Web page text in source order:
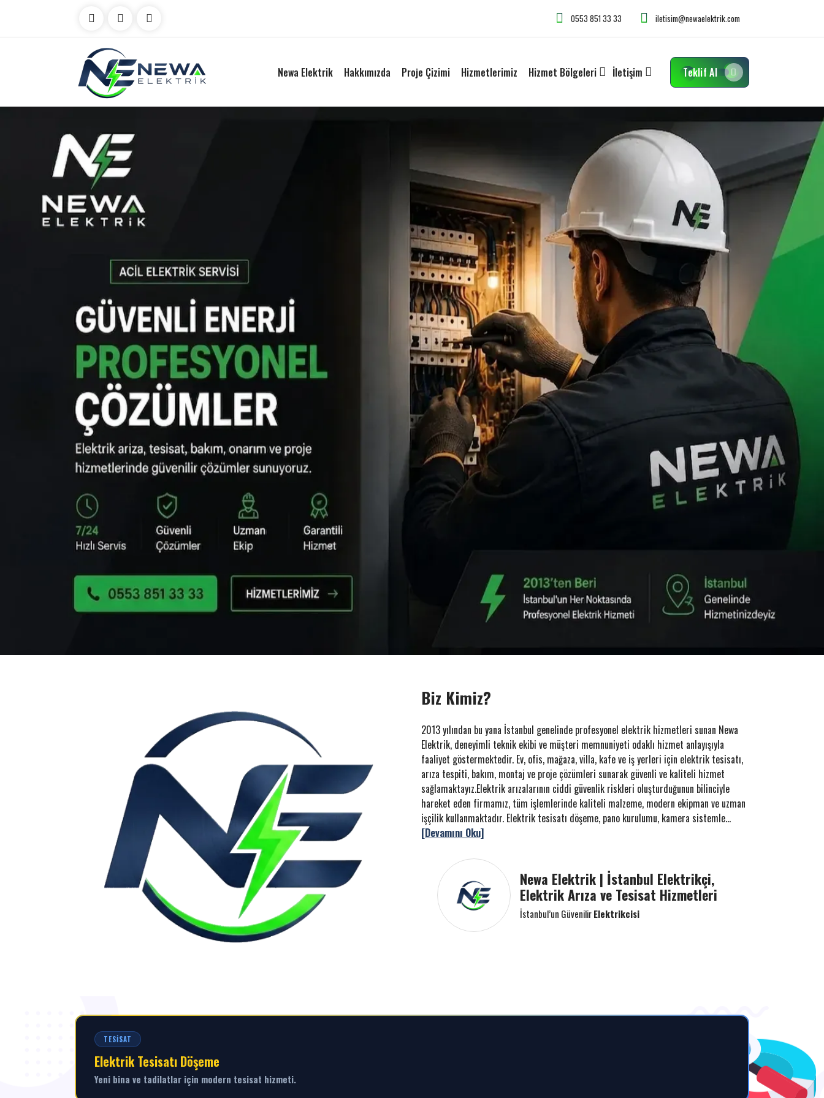
0553 851 33 33 iletisim@newaelektrik.com
Newa Elektrik Hakkımızda Proje Çizimi Hizmetlerimiz Hizmet Bölgeleri İletişim Teklif Al
Biz Kimiz?
2013 yılından bu yana İstanbul genelinde profesyonel elektrik hizmetleri sunan Newa
Elektrik, deneyimli teknik ekibi ve müşteri memnuniyeti odaklı hizmet anlayışıyla
faaliyet göstermektedir. Ev, ofis, mağaza, villa, kafe ve iş yerleri için elektrik tesisatı,
arıza tespiti, bakım, montaj ve proje çözümleri sunarak güvenli ve kaliteli hizmet
sağlamaktayız.Elektrik arızalarının ciddi güvenlik riskleri oluşturduğunun bilinciyle
hareket eden firmamız, tüm işlemlerinde kaliteli malzeme, modern ekipman ve uzman
işçilik kullanmaktadır. Elektrik tesisatı döşeme, pano kurulumu, kamera sistemle...
[Devamını Oku]
Newa Elektrik | İstanbul Elektrikçi,
Elektrik Arıza ve Tesisat Hizmetleri
İstanbul’un GüvenilirElektrikcisi
TESISAT
Elektrik Tesisatı Döşeme
Yeni bina ve tadilatlar için modern tesisat hizmeti.